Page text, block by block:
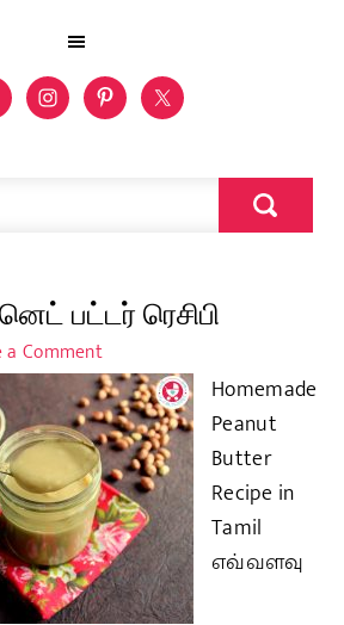
பட்டர் ரெசிபி
a Comment
Homemade
Peanut
Butter
Recipe in
Tamil
எவ்வளவு